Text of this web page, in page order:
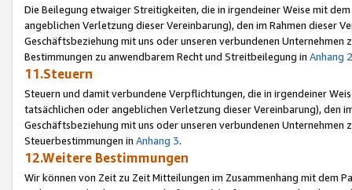
Die Beilegung etwaiger Streitigkeiten, die in irgendeiner Weise mit
angeblichen Verletzung dieser Vereinbarung), den im Rahmen dieser
Geschäftsbeziehung mit uns oder unseren verbundenen
Bestimmungen zu anwendbarem Recht und Streitbeilegung in Anhang 2
11.Steuern
Steuern und damit verbundene Verpflichtungen, die in irgendeiner
tatsächlichen oder angeblichen Verletzung dieser Vereinbarung), den
Geschäftsbeziehung mit uns oder unseren verbundenen
Steuerbestimmungen in Anhang 3.
12.Weitere Bestimmungen
Wir können von Zeit zu Zeit Mitteilungen im Zusammenhang mit dem